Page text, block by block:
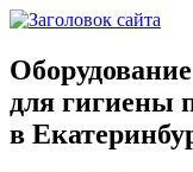
для гигиены
в